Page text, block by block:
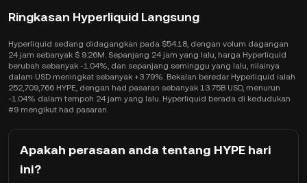
Ringkasan Hyperliquid Langsung
Hyperliquid sedang didagangkan pada $54.18, dengan volum dagangan
24 jam sebanyak $ 9.26M. Sepanjang 24 jam yang lalu, harga Hyperliquid
berubah sebanyak -1.04%, dan sepanjang seminggu yang lalu, nilainya
dalam USD meningkat sebanyak +3.79%. Bekalan beredar Hyperliquid ialah
252,709,766 HYPE, dengan had pasaran sebanyak 13.75B USD, menurun
-1.04% dalam tempoh 24 jam yang lalu. Hyperliquid berada di kedudukan
#9 mengikut had pasaran.
Apakah perasaan anda tentang HYPE hari
ini?